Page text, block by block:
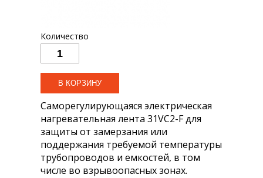
Количество
Саморегулирующаяся электрическая
нагревательная лента 31VC2-F для
защиты от замерзания или
поддержания требуемой температуры
трубопроводов и емкостей, в том
числе во взрывоопасных зонах.